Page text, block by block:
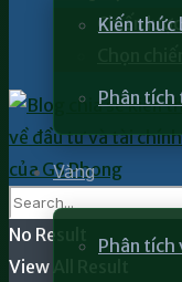
Kiến thức
Phân
Vàng
Phân tích
Chiến
No Result
View All Result